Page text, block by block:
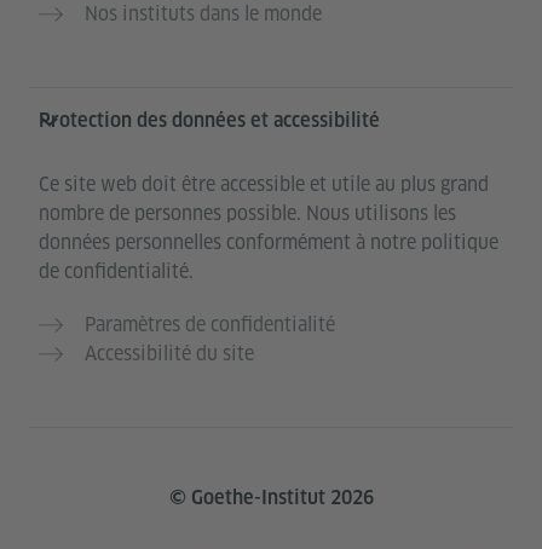
Nos instituts dans le monde
Protection des données et accessibilité
Ce site web doit être accessible et utile au plus grand
nombre de personnes possible. Nous utilisons les
données personnelles conformément à notre politique
de confidentialité.
Paramètres de confidentialité
Accessibilité du site
© Goethe-Institut 2026